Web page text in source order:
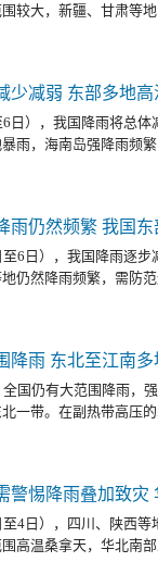
较大，新疆、甘肃等
少减弱 东部多地
日），我国降雨将总
雨，海南岛强降雨频
雨仍然频繁 我国
6日），我国降雨逐
仍然降雨频繁，需防
降雨 东北至江南
国仍有大范围降雨，
一带。在副热带高压
4日），四川、陕西
高温桑拿天，华北南